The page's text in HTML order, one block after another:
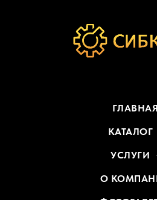
ГЛАВНАЯ
КАТАЛОГ
УСЛУГИ
О